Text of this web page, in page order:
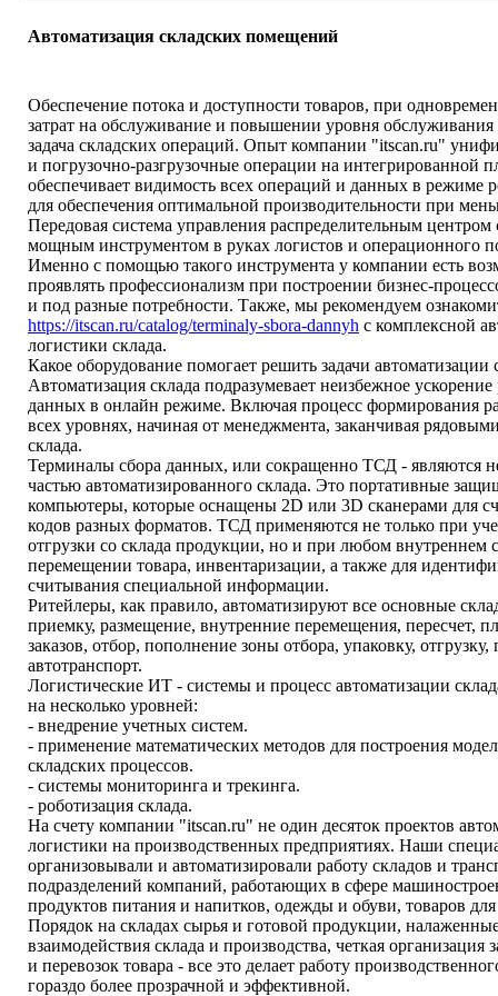
Автоматизация складских помещений
Обеспечение потока и доступности товаров, при
затрат на обслуживание и повышении уровня обслуживания
задача складских операций. Опыт компании "itscan.ru"
и погрузочно-разгрузочные операции на интегрированной
обеспечивает видимость всех операций и данных в режиме
для обеспечения оптимальной производительности при
Передовая система управления распределительным центром
мощным инструментом в руках логистов и операционного
Именно с помощью такого инструмента у компании есть
проявлять профессионализм при построении бизнес-
и под разные потребности. Также, мы рекомендуем
https://itscan.ru/catalog/terminaly-sbora-dannyh с комплексной
логистики склада.
Какое оборудование помогает решить задачи автоматизации
Автоматизация склада подразумевает неизбежное
данных в онлайн режиме. Включая процесс формирования
всех уровнях, начиная от менеджмента, заканчивая
склада.
Терминалы сбора данных, или сокращенно ТСД - являются
частью автоматизированного склада. Это портативные
компьютеры, которые оснащены 2D или 3D сканерами для
кодов разных форматов. ТСД применяются не только при
отгрузки со склада продукции, но и при любом внутреннем
перемещении товара, инвентаризации, а также для
считывания специальной информации.
Ритейлеры, как правило, автоматизируют все основные
приемку, размещение, внутренние перемещения, пересчет,
заказов, отбор, пополнение зоны отбора, упаковку, отгрузку,
автотранспорт.
Логистические ИТ - системы и процесс автоматизации
на несколько уровней:
- внедрение учетных систем.
- применение математических методов для построения
складских процессов.
- системы мониторинга и трекинга.
- роботизация склада.
На счету компании "itscan.ru" не один десяток проектов
логистики на производственных предприятиях. Наши
организовывали и автоматизировали работу складов и
подразделений компаний, работающих в сфере
продуктов питания и напитков, одежды и обуви, товаров
Порядок на складах сырья и готовой продукции,
взаимодействия склада и производства, четкая организация
и перевозок товара - все это делает работу
гораздо более прозрачной и эффективной.